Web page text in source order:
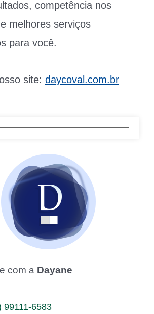
competência nos
melhores serviços
para você.
site: daycoval.com.br
com a Dayane
99111-6583